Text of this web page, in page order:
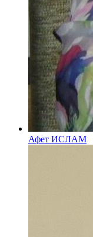
Афет ИСЛАМ